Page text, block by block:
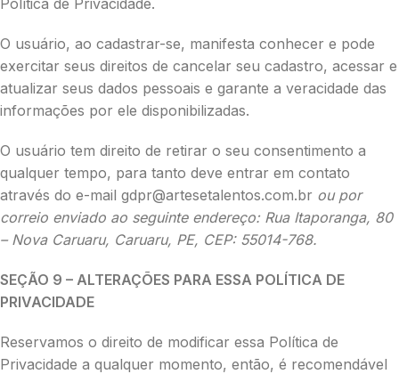
Política de Privacidade.
O usuário, ao cadastrar-se, manifesta conhecer e pode
exercitar seus direitos de cancelar seu cadastro, acessar e
atualizar seus dados pessoais e garante a veracidade das
informações por ele disponibilizadas.
O usuário tem direito de retirar o seu consentimento a
qualquer tempo, para tanto deve entrar em contato
através do e-mail gdpr@artesetalentos.com.br ou por
correio enviado ao seguinte endereço: Rua Itaporanga, 80
– Nova Caruaru, Caruaru, PE, CEP: 55014-768.
SEÇÃO 9 – ALTERAÇÕES PARA ESSA POLÍTICA DE
PRIVACIDADE
Reservamos o direito de modificar essa Política de
Privacidade a qualquer momento, então, é recomendável